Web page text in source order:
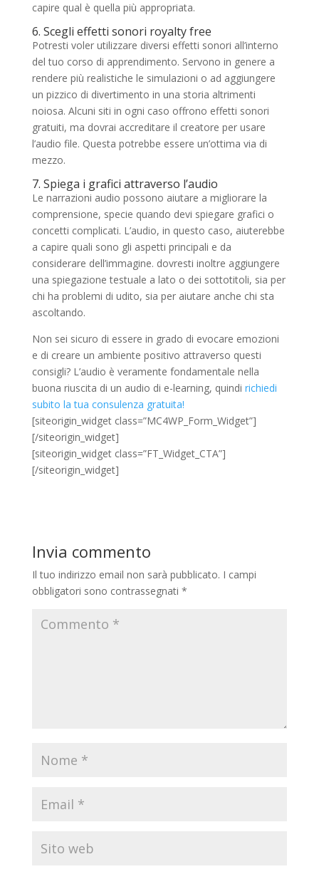
capire qual è quella più appropriata.
6. Scegli effetti sonori royalty free
Potresti voler utilizzare diversi effetti sonori all’interno
del tuo corso di apprendimento. Servono in genere a
rendere più realistiche le simulazioni o ad aggiungere
un pizzico di divertimento in una storia altrimenti
noiosa. Alcuni siti in ogni caso offrono effetti sonori
gratuiti, ma dovrai accreditare il creatore per usare
l’audio file. Questa potrebbe essere un’ottima via di
mezzo.
7. Spiega i grafici attraverso l’audio
Le narrazioni audio possono aiutare a migliorare la
comprensione, specie quando devi spiegare grafici o
concetti complicati. L’audio, in questo caso, aiuterebbe
a capire quali sono gli aspetti principali e da
considerare dell’immagine. dovresti inoltre aggiungere
una spiegazione testuale a lato o dei sottotitoli, sia per
chi ha problemi di udito, sia per aiutare anche chi sta
ascoltando.
Non sei sicuro di essere in grado di evocare emozioni
e di creare un ambiente positivo attraverso questi
consigli? L’audio è veramente fondamentale nella
buona riuscita di un audio di e-learning, quindi richiedi
subito la tua consulenza gratuita!
[siteorigin_widget class=”MC4WP_Form_Widget”]
[/siteorigin_widget]
[siteorigin_widget class=”FT_Widget_CTA”]
[/siteorigin_widget]
Invia commento
Il tuo indirizzo email non sarà pubblicato. I campi
obbligatori sono contrassegnati *